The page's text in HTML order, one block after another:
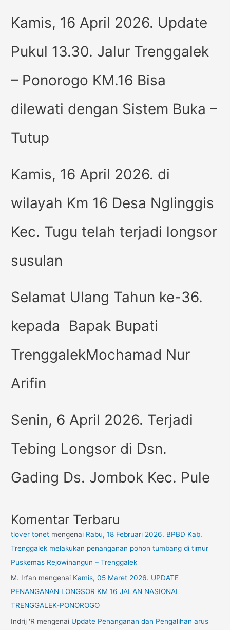
Kamis, 16 April 2026. Update
Pukul 13.30. Jalur Trenggalek
– Ponorogo KM.16 Bisa
dilewati dengan Sistem Buka –
Tutup
Kamis, 16 April 2026. di
wilayah Km 16 Desa Nglinggis
Kec. Tugu telah terjadi longsor
susulan
Selamat Ulang Tahun ke-36.
kepada Bapak Bupati
TrenggalekMochamad Nur
Arifin
Senin, 6 April 2026. Terjadi
Tebing Longsor di Dsn.
Gading Ds. Jombok Kec. Pule
Komentar Terbaru
tlover tonet mengenai Rabu, 18 Februari 2026. BPBD Kab.
Trenggalek melakukan penanganan pohon tumbang di timur
Puskemas Rejowinangun – Trenggalek
M. Irfan mengenai Kamis, 05 Maret 2026. UPDATE
PENANGANAN LONGSOR KM 16 JALAN NASIONAL
TRENGGALEK-PONOROGO
Indrij 'R mengenai Update Penanganan dan Pengalihan arus